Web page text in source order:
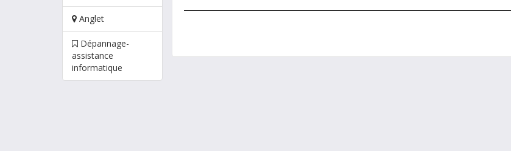
Anglet
Dépannage-
assistance
informatique